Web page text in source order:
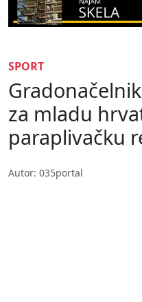
SPORT
za mladu
paraplivačku
Autor: 035portal